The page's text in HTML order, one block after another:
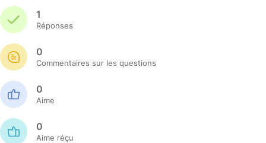
1
Réponses
0
Commentaires sur les questions
0
Aime
0
Aime réçu